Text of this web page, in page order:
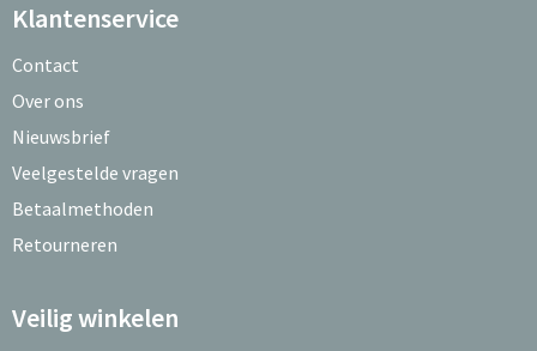
Klantenservice
Contact
Over ons
Nieuwsbrief
Veelgestelde vragen
Betaalmethoden
Retourneren
Veilig winkelen